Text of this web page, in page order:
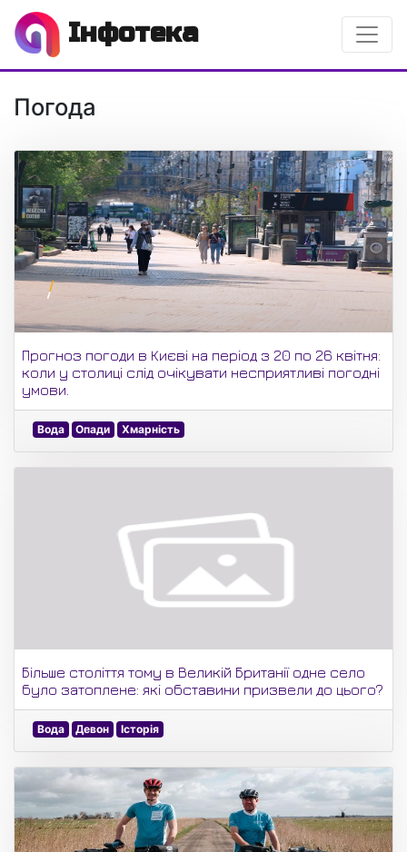
Інфотека
Погода
Прогноз погоди в Києві на період з 20 по 26 квітня:
коли у столиці слід очікувати несприятливі погодні
умови.
Вода Опади Хмарність
Більше століття тому в Великій Британії одне село
було затоплене: які обставини призвели до цього?
Вода Девон Історія